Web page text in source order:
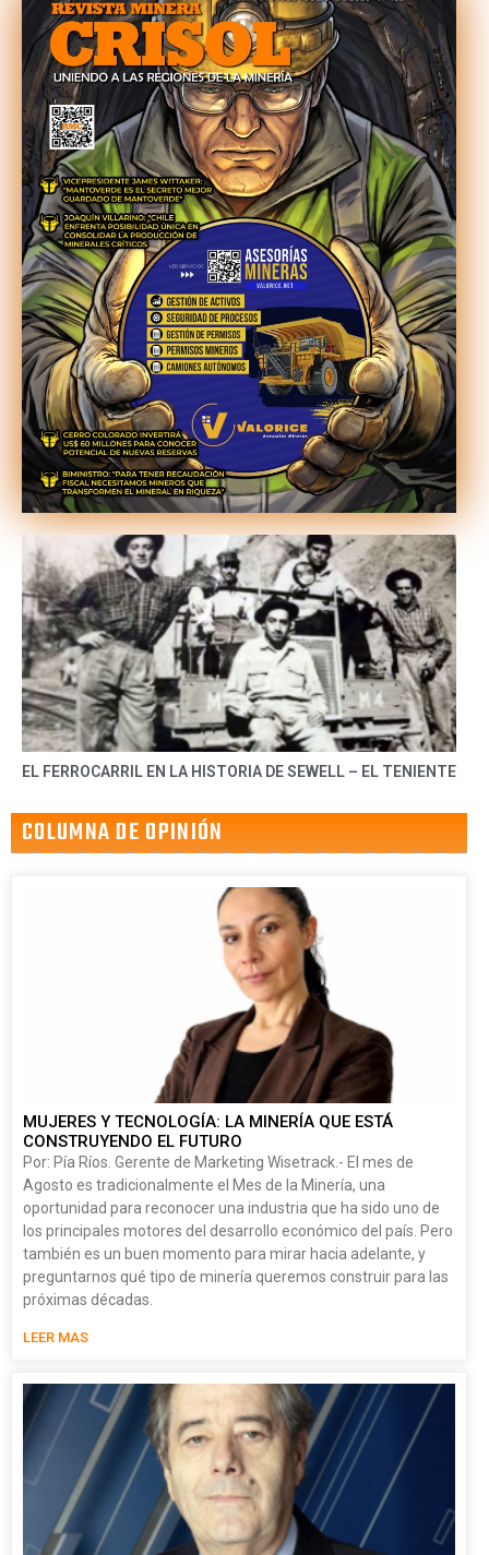
EL FERROCARRIL EN LA HISTORIA DE SEWELL – EL TENIENTE
COLUMNA DE OPINIÓN
MUJERES Y TECNOLOGÍA: LA MINERÍA QUE ESTÁ
CONSTRUYENDO EL FUTURO
Por: Pía Ríos. Gerente de Marketing Wisetrack.- El mes de
Agosto es tradicionalmente el Mes de la Minería, una
oportunidad para reconocer una industria que ha sido uno de
los principales motores del desarrollo económico del país. Pero
también es un buen momento para mirar hacia adelante, y
preguntarnos qué tipo de minería queremos construir para las
próximas décadas.
LEER MAS